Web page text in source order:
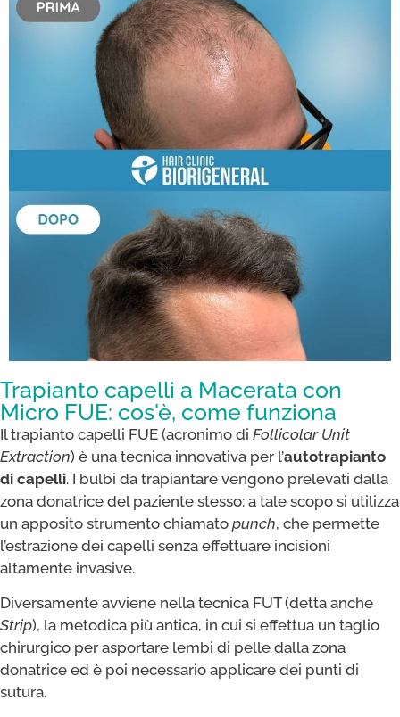
Trapianto capelli a Macerata con
Micro FUE: cos'è, come funziona
Il trapianto capelli FUE (acronimo di Follicolar Unit
Extraction) è una tecnica innovativa per l’autotrapianto
di capelli. I bulbi da trapiantare vengono prelevati dalla
zona donatrice del paziente stesso: a tale scopo si utilizza
un apposito strumento chiamato punch, che permette
l’estrazione dei capelli senza effettuare incisioni
altamente invasive.
Diversamente avviene nella tecnica FUT (detta anche
Strip), la metodica più antica, in cui si effettua un taglio
chirurgico per asportare lembi di pelle dalla zona
donatrice ed è poi necessario applicare dei punti di
sutura.